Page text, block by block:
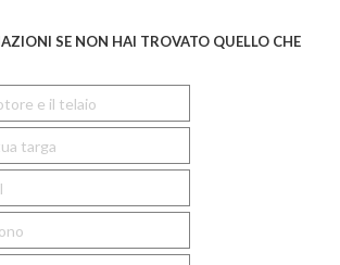
SE NON HAI TROVATO QUELLO CHE